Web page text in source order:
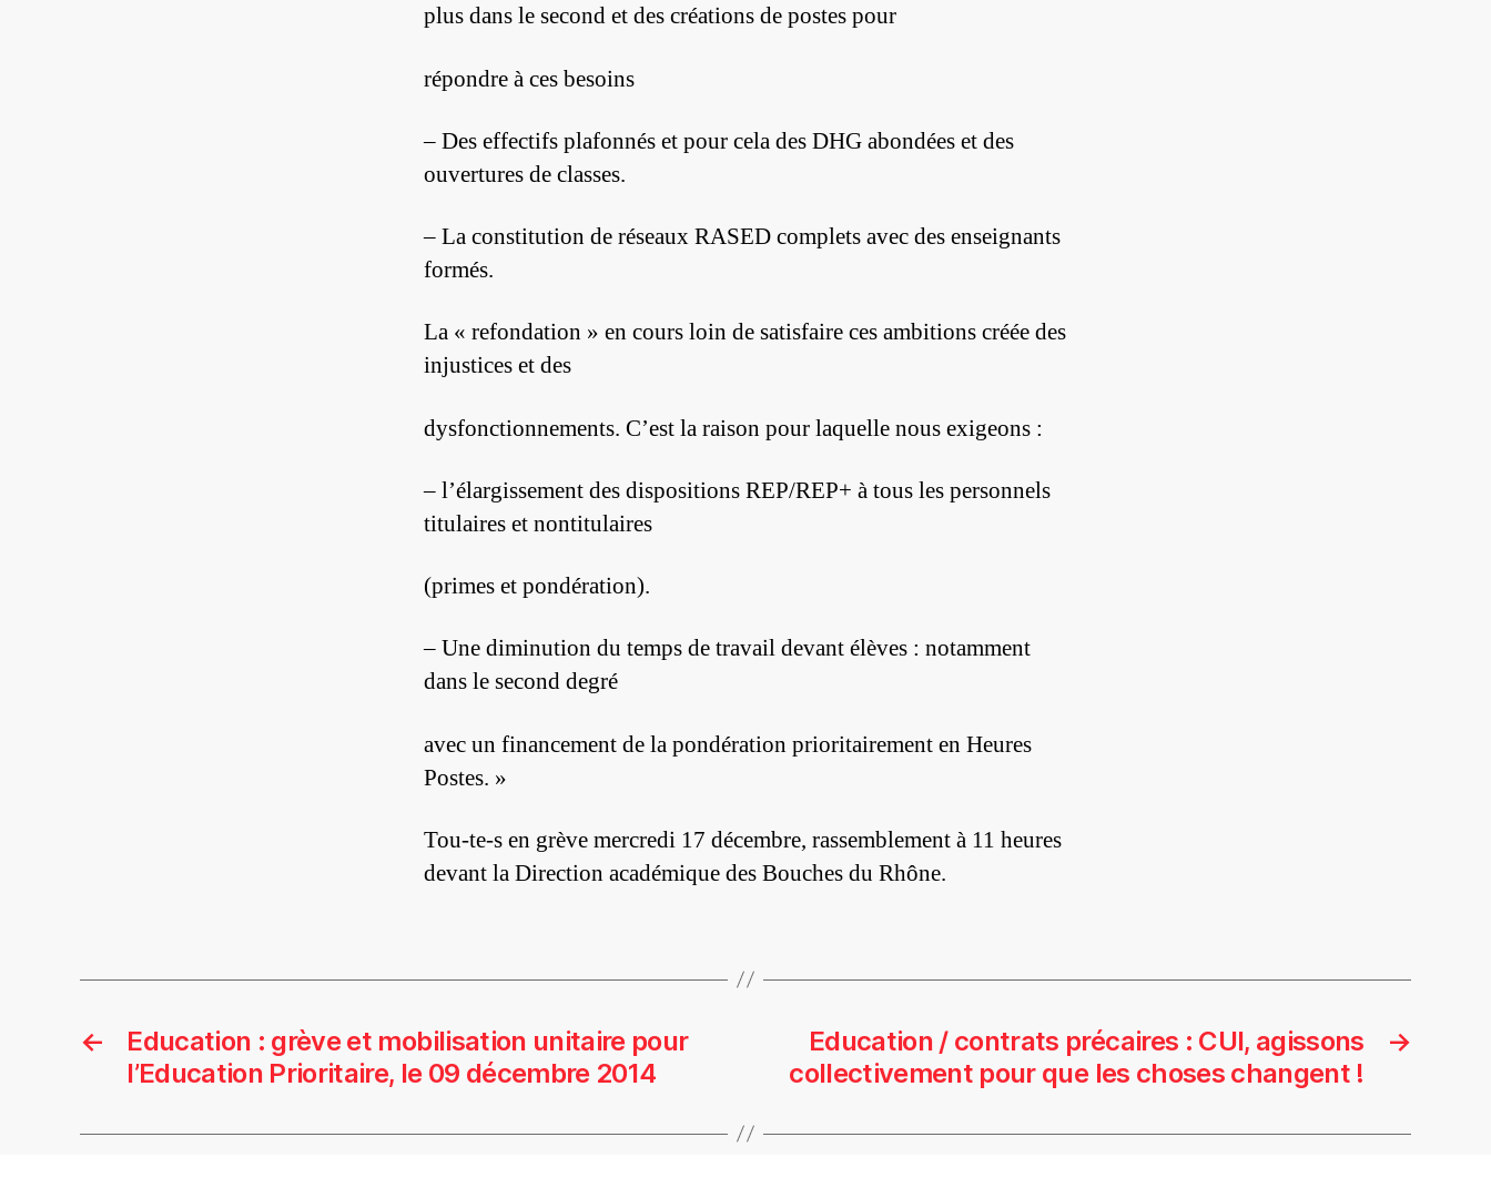
plus dans le second et des créations de postes pour
répondre à ces besoins
– Des effectifs plafonnés et pour cela des DHG abondées et des
ouvertures de classes.
– La constitution de réseaux RASED complets avec des enseignants
formés.
La « refondation » en cours loin de satisfaire ces ambitions créée des
injustices et des
dysfonctionnements. C’est la raison pour laquelle nous exigeons :
– l’élargissement des dispositions REP/REP+ à tous les personnels
titulaires et nontitulaires
(primes et pondération).
– Une diminution du temps de travail devant élèves : notamment
dans le second degré
avec un financement de la pondération prioritairement en Heures
Postes. »
Tou-te-s en grève mercredi 17 décembre, rassemblement à 11 heures
devant la Direction académique des Bouches du Rhône.
←
Education : grève et mobilisation unitaire pour
l’Education Prioritaire, le 09 décembre 2014
→
Education / contrats précaires : CUI, agissons
collectivement pour que les choses changent !